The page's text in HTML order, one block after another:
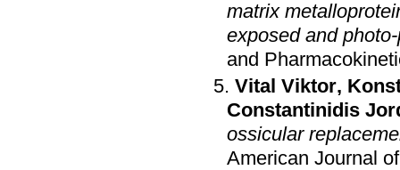
matrix
exposed and
and
Vital Viktor,
Constantinidis
ossicular
American Journal